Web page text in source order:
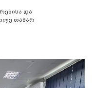
და
თამარ